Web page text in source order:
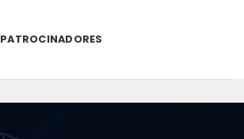
PATROCINADORES